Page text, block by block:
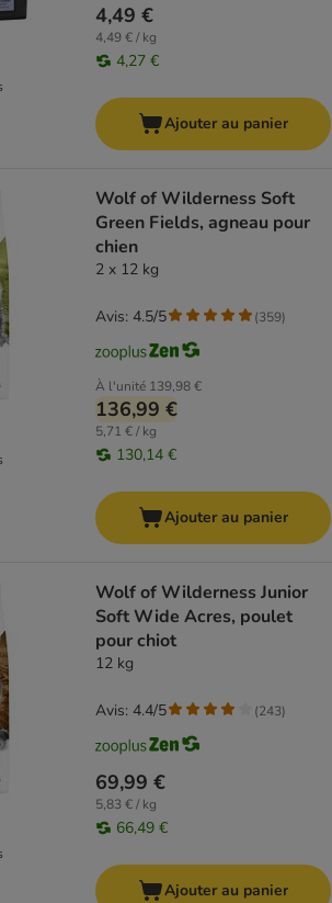
4,49 €
4,49 € / kg
4,27 €
Ajouter au panier
Wolf of Wilderness Soft
Green Fields, agneau pour
chien
2 x 12 kg
À l'unité 139,98 €
136,99 €
5,71 € / kg
130,14 €
Avis: 4.5/5 (359)
Ajouter au panier
Wolf of Wilderness Junior
Soft Wide Acres, poulet
pour chiot
12 kg
69,99 €
5,83 € / kg
66,49 €
Avis: 4.4/5 (243)
Ajouter au panier